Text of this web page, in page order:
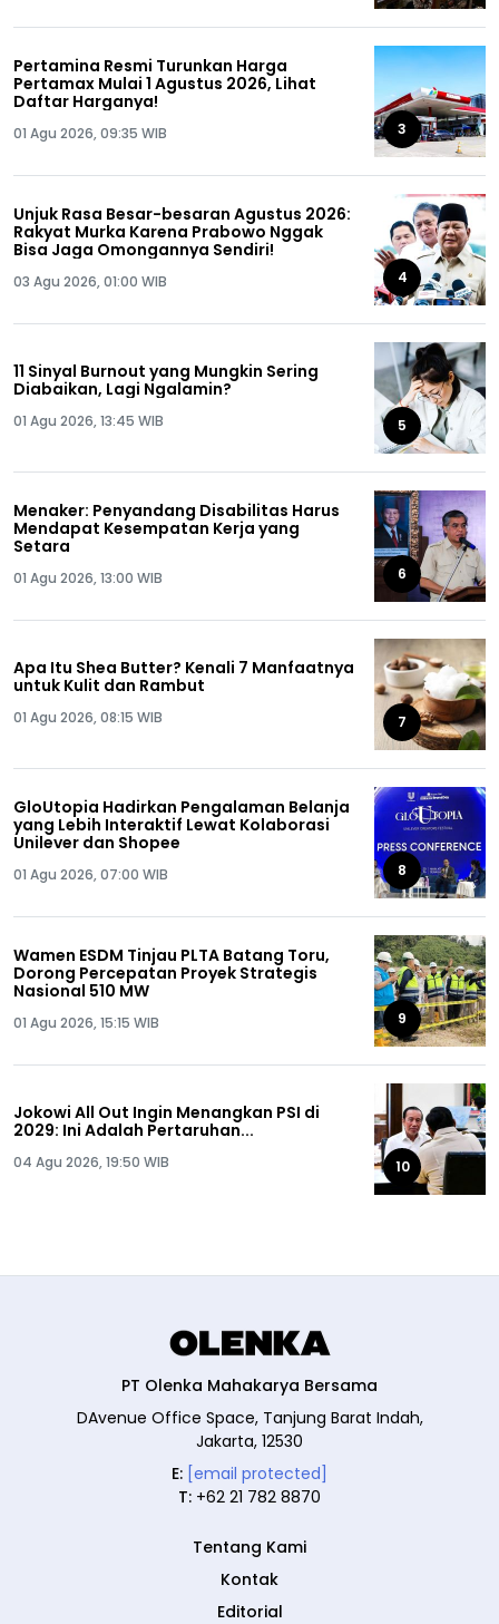
Pertamina Resmi Turunkan Harga
Pertamax Mulai 1 Agustus 2026, Lihat
Daftar Harganya!
01 Agu 2026, 09:35 WIB 3
Unjuk Rasa Besar-besaran Agustus 2026:
Rakyat Murka Karena Prabowo Nggak
Bisa Jaga Omongannya Sendiri!
03 Agu 2026, 01:00 WIB 4
11 Sinyal Burnout yang Mungkin Sering
Diabaikan, Lagi Ngalamin?
01 Agu 2026, 13:45 WIB 5
Menaker: Penyandang Disabilitas Harus
Mendapat Kesempatan Kerja yang
Setara
01 Agu 2026, 13:00 WIB 6
Apa Itu Shea Butter? Kenali 7 Manfaatnya
untuk Kulit dan Rambut
01 Agu 2026, 08:15 WIB 7
GloUtopia Hadirkan Pengalaman Belanja
yang Lebih Interaktif Lewat Kolaborasi
Unilever dan Shopee
01 Agu 2026, 07:00 WIB 8
Wamen ESDM Tinjau PLTA Batang Toru,
Dorong Percepatan Proyek Strategis
Nasional 510 MW
01 Agu 2026, 15:15 WIB 9
Jokowi All Out Ingin Menangkan PSI di
2029: Ini Adalah Pertaruhan...
04 Agu 2026, 19:50 WIB 10
PT Olenka Mahakarya Bersama
DAvenue Office Space, Tanjung Barat Indah,
Jakarta, 12530
E: [email protected]
T: +62 21 782 8870
Tentang Kami
Kontak
Editorial